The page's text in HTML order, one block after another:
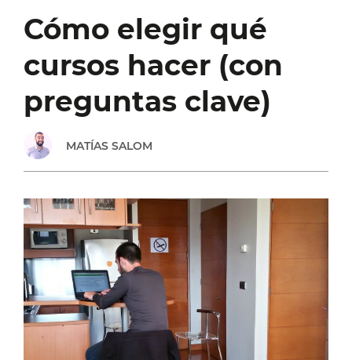
NUEVO:
[#232]
Cómo elegir qué
cursos hacer (con
preguntas clave)
MATÍAS SALOM